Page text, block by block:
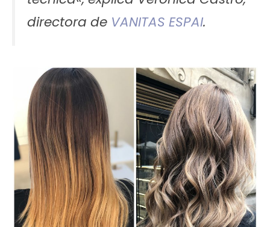
directora de VANITAS ESPAI.